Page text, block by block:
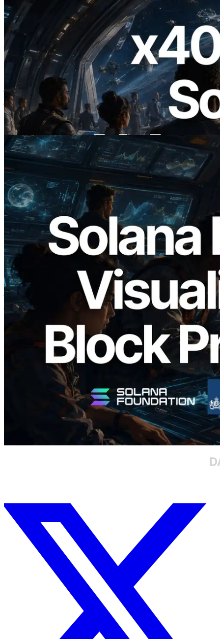
2026.07.04
ERPC ने x402 समर्थित Solana RPC लॉन्च
किया — AI एजेंट अब जरूरत के API के लिए ऑन-
डिमांड भुगतान कर सकते हैं
यह लेख पढ़ें
2026.05.24
Validators Solutions ने Solana Block
Analyzer लॉन्च किया — प्रति-slot ब्लॉक
उत्पादन समय और नियुक्त वैलिडेटर का
विज़ुअलाइज़ेशन